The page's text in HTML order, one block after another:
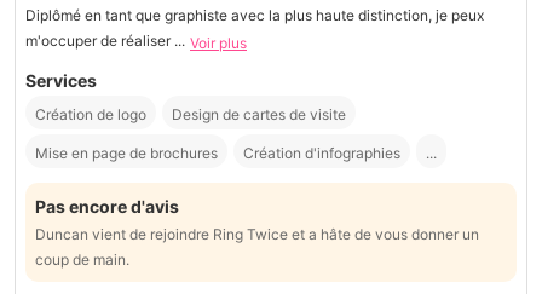
Diplômé en tant que graphiste avec la plus haute distinction, je peux
m'occuper de réaliser ... Voir plus
Services
Création de logo Design de cartes de visite
Mise en page de brochures Création d'infographies ...
Pas encore d'avis
Duncan vient de rejoindre Ring Twice et a hâte de vous donner un
coup de main.